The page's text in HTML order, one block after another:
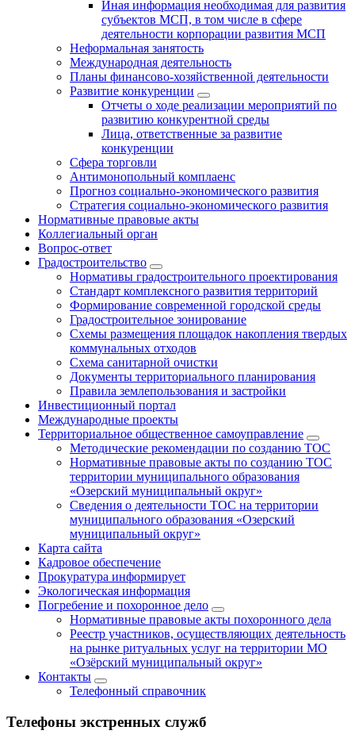
Иная информация необходимая для развития
субъектов МСП, в том числе в сфере
деятельности корпорации развития МСП
Неформальная занятость
Международная деятельность
Планы финансово-хозяйственной деятельности
Развитие конкуренции
Отчеты о ходе реализации мероприятий по
развитию конкурентной среды
Лица, ответственные за развитие
конкуренции
Сфера торговли
Антимонопольный комплаенс
Прогноз социально-экономического развития
Стратегия социально-экономического развития
Нормативные правовые акты
Коллегиальный орган
Вопрос-ответ
Градостроительство
Нормативы градостроительного проектирования
Стандарт комплексного развития территорий
Формирование современной городской среды
Градостроительное зонирование
Схемы размещения площадок накопления твердых
коммунальных отходов
Схема санитарной очистки
Документы территориального планирования
Правила землепользования и застройки
Инвестиционный портал
Международные проекты
Территориальное общественное самоуправление
Методические рекомендации по созданию ТОС
Нормативные правовые акты по созданию ТОС
территории муниципального образования
«Озерский муниципальный округ»
Сведения о деятельности ТОС на территории
муниципального образования «Озерский
муниципальный округ»
Карта сайта
Кадровое обеспечение
Прокуратура информирует
Экологическая информация
Погребение и похоронное дело
Нормативные правовые акты похоронного дела
Реестр участников, осуществляющих деятельность
на рынке ритуальных услуг на территории МО
«Озёрский муниципальный округ»
Контакты
Телефонный справочник
Телефоны экстренных служб